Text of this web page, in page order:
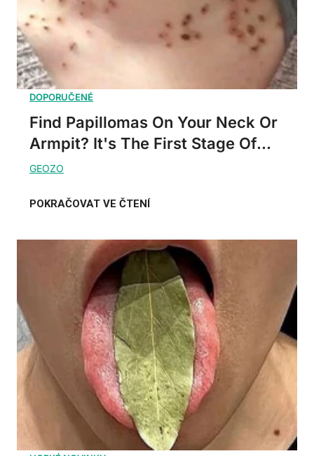
Find Papillomas On Your Neck Or
Armpit? It's The First Stage Of...